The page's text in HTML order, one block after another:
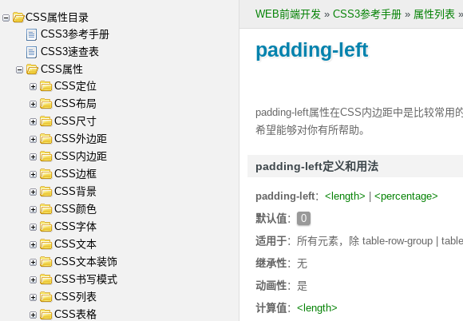
WEB前端开发 » CSS3参考手册 » 属性列表 »
padding-left
padding-left属性在CSS内边距中是比较常用
希望能够对你有所帮助。
padding-left定义和用法
padding-left： <length>
<percentage>
默认值：
0
适用于：所有元素，除 table-row-group |
继承性：无
动画性：是
计算值： <length>
CSS属性目录
CSS3参考手册
CSS3速查表
CSS属性
CSS定位
CSS布局
CSS尺寸
CSS外边距
CSS内边距
CSS边框
CSS背景
CSS颜色
CSS字体
CSS文本
CSS文本装饰
CSS书写模式
CSS列表
CSS表格